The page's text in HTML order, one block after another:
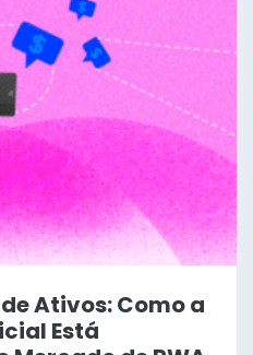
Ativos: Como a
Está